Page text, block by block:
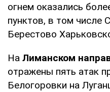
огнем оказались
пунктов, в том числе
Берестово
На Лиманском
отражены пять атак
Белогоровки на